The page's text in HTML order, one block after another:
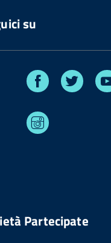
su
Facebook
Partecipate